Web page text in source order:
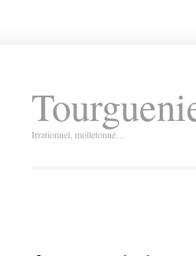
Irrationnel, molletonné…